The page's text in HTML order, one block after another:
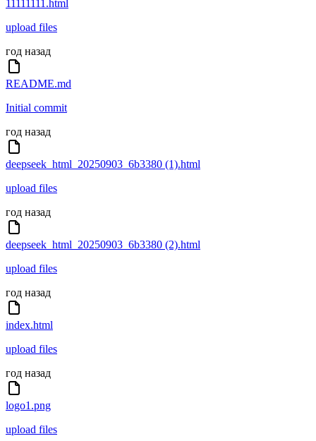
11111111.html
upload files
год назад
README.md
Initial commit
год назад
deepseek_html_20250903_6b3380 (1).html
upload files
год назад
deepseek_html_20250903_6b3380 (2).html
upload files
год назад
index.html
upload files
год назад
logo1.png
upload files